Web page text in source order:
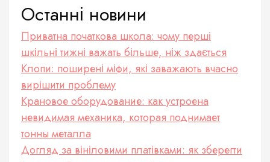
Останні новини
Приватна початкова школа: чому перші
шкільні тижні важать більше, ніж здається
Клопи: поширені міфи, які заважають вчасно
вирішити проблему
Крановое оборудование: как устроена
невидимая механика, которая поднимает
тонны металла
Догляд за вініловими платівками: як зберегти